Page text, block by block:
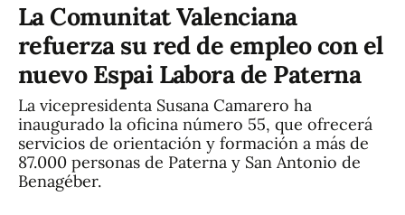
La Comunitat Valenciana
refuerza su red de empleo con el
nuevo Espai Labora de Paterna
La vicepresidenta Susana Camarero ha
inaugurado la oficina número 55, que ofrecerá
servicios de orientación y formación a más de
87.000 personas de Paterna y San Antonio de
Benagéber.